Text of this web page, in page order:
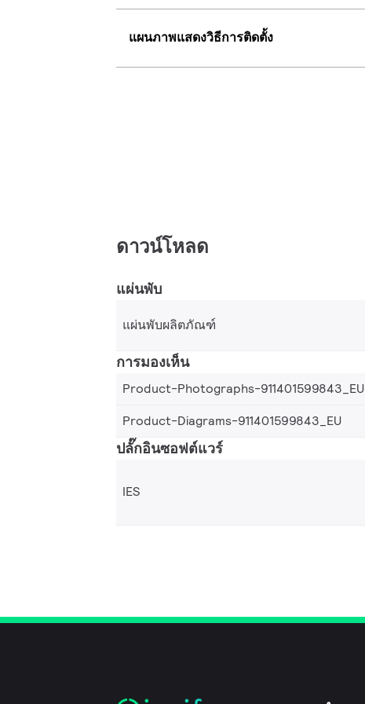
แผนภาพแสดงวิธีการติดตั้ง
ดาวน์โหลด
แผ่นพับ
แผ่นพับผลิตภัณฑ์
การมองเห็น
Product-Photographs-911401599843_EU
Product-Diagrams-911401599843_EU
ปลั๊กอินซอฟต์แวร์
IES